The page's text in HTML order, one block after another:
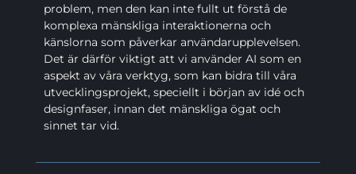
problem, men den kan inte fullt ut förstå de
komplexa mänskliga interaktionerna och
känslorna som påverkar användarupplevelsen.
Det är därför viktigt att vi använder AI som en
aspekt av våra verktyg, som kan bidra till våra
utvecklingsprojekt, speciellt i början av idé och
designfaser, innan det mänskliga ögat och
sinnet tar vid.